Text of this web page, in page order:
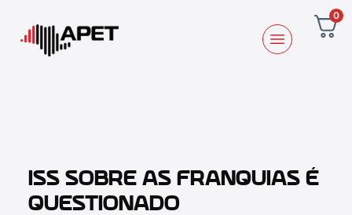
0
ISS SOBRE AS FRANQUIAS É
QUESTIONADO